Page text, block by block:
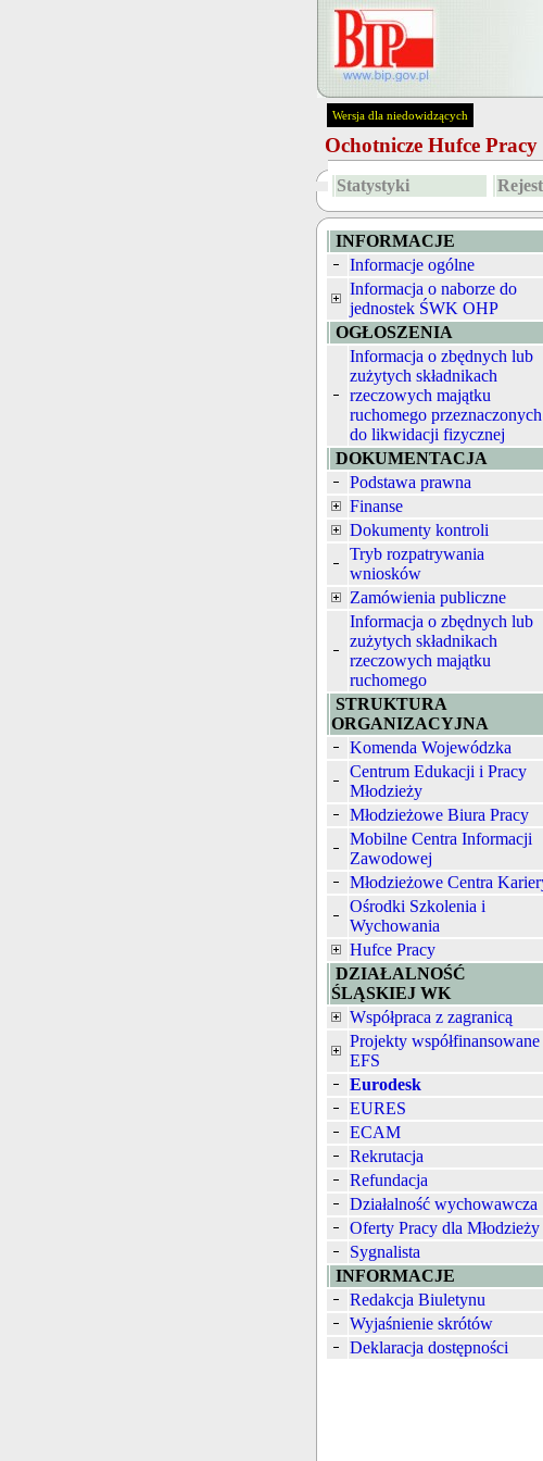
Wersja dla niedowidzących
Ochotnicze Hufce
Statystyki
INFORMACJE
Informacje ogólne
Informacja o naborze do
jednostek ŚWK OHP
OGŁOSZENIA
Informacja o zbędnych lub
zużytych składnikach
rzeczowych majątku
ruchomego przeznaczonych
do likwidacji fizycznej
DOKUMENTACJA
Podstawa prawna
Finanse
Dokumenty kontroli
Tryb rozpatrywania
wniosków
Zamówienia publiczne
Informacja o zbędnych lub
zużytych składnikach
rzeczowych majątku
ruchomego
STRUKTURA
ORGANIZACYJNA
Komenda Wojewódzka
Centrum Edukacji i Pracy
Młodzieży
Młodzieżowe Biura Pracy
Mobilne Centra Informacji
Zawodowej
Młodzieżowe Centra
Ośrodki Szkolenia i
Wychowania
Hufce Pracy
DZIAŁALNOŚĆ
ŚLĄSKIEJ WK
Współpraca z zagranicą
Projekty współfinansowane
EFS
Eurodesk
EURES
ECAM
Rekrutacja
Refundacja
Działalność wychowawcza
Oferty Pracy dla Młodzieży
Sygnalista
INFORMACJE
Redakcja Biuletynu
Wyjaśnienie skrótów
Deklaracja dostępności